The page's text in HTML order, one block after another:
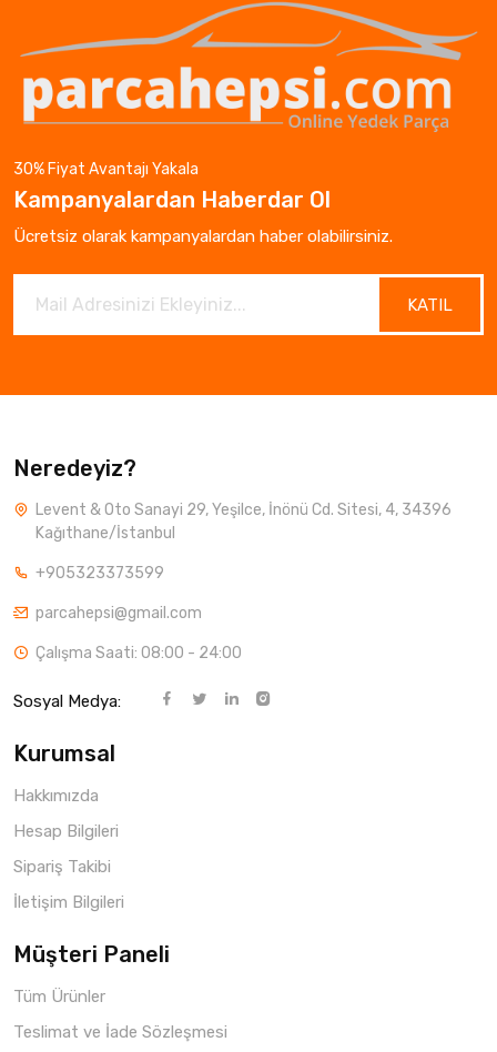
30% Fiyat Avantajı Yakala
Kampanyalardan Haberdar Ol
Ücretsiz olarak kampanyalardan haber olabilirsiniz.
KATIL
Neredeyiz?
Levent & Oto Sanayi 29, Yeşilce, İnönü Cd. Sitesi, 4, 34396
Kağıthane/İstanbul
+905323373599
parcahepsi@gmail.com
Çalışma Saati: 08:00 - 24:00
Sosyal Medya:
Kurumsal
Hakkımızda
Hesap Bilgileri
Sipariş Takibi
İletişim Bilgileri
Müşteri Paneli
Tüm Ürünler
Teslimat ve İade Sözleşmesi